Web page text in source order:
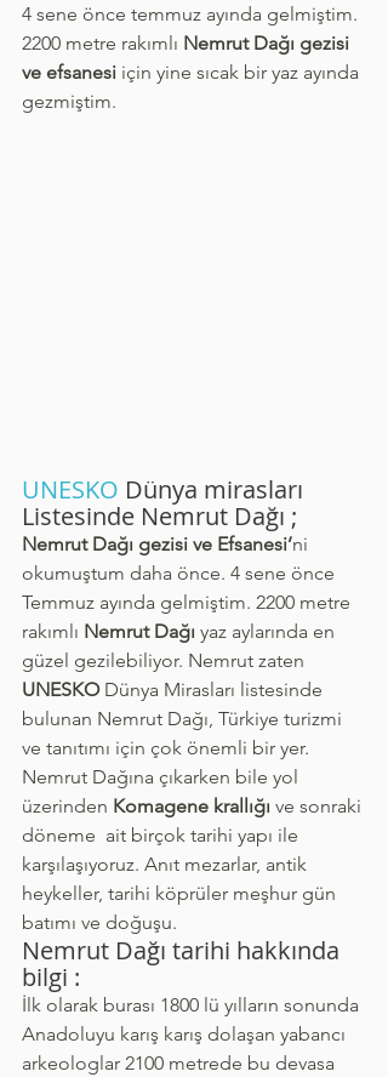
4 sene önce temmuz ayında gelmiştim.
2200 metre rakımlı Nemrut Dağı gezisi
ve efsanesi için yine sıcak bir yaz ayında
gezmiştim.
UNESKO Dünya mirasları
Listesinde Nemrut Dağı ;
Nemrut Dağı gezisi ve Efsanesi’ni
okumuştum daha önce. 4 sene önce
Temmuz ayında gelmiştim. 2200 metre
rakımlı Nemrut Dağı yaz aylarında en
güzel gezilebiliyor. Nemrut zaten
UNESKO Dünya Mirasları listesinde
bulunan Nemrut Dağı, Türkiye turizmi
ve tanıtımı için çok önemli bir yer.
Nemrut Dağına çıkarken bile yol
üzerinden Komagene krallığı ve sonraki
döneme  ait birçok tarihi yapı ile
karşılaşıyoruz. Anıt mezarlar, antik
heykeller, tarihi köprüler meşhur gün
batımı ve doğuşu.
Nemrut Dağı tarihi hakkında
bilgi :
İlk olarak burası 1800 lü yılların sonunda
Anadoluyu karış karış dolaşan yabancı
arkeologlar 2100 metrede bu devasa